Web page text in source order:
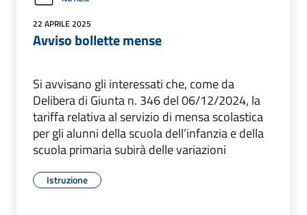
22 APRILE 2025
Avviso bollette mense
Si avvisano gli interessati che, come da
Delibera di Giunta n. 346 del 06/12/2024, la
tariffa relativa al servizio di mensa scolastica
per gli alunni della scuola dell’infanzia e della
scuola primaria subirà delle variazioni
Istruzione